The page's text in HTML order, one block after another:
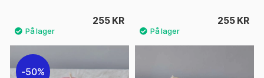
255 KR 255 KR
50%